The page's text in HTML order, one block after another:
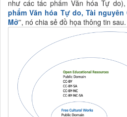
như các tác phẩm Văn hóa Tự
phẩm Văn hóa Tự do, Tài
Mở”, nó chia sẻ đồ họa thông tin sau.